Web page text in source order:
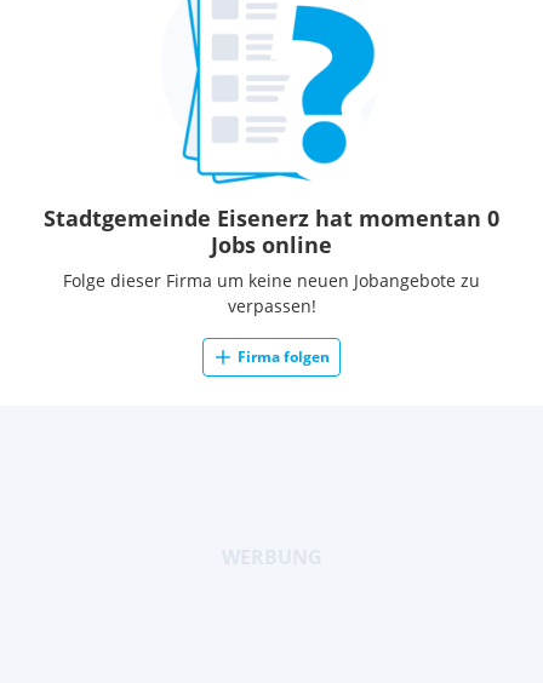
Stadtgemeinde Eisenerz hat momentan 0
Jobs online
Folge dieser Firma um keine neuen Jobangebote zu
verpassen!
Firma folgen